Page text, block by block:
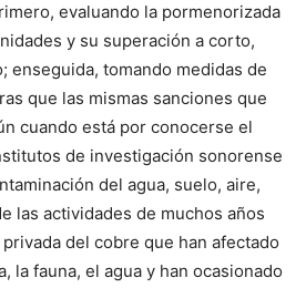
evaluando la pormenorizada
y su superación a corto,
enseguida, tomando medidas de
que las mismas sanciones que
cuando está por conocerse el
de investigación sonorense
del agua, suelo, aire,
las actividades de muchos años
del cobre que han afectado
la fauna, el agua y han ocasionado